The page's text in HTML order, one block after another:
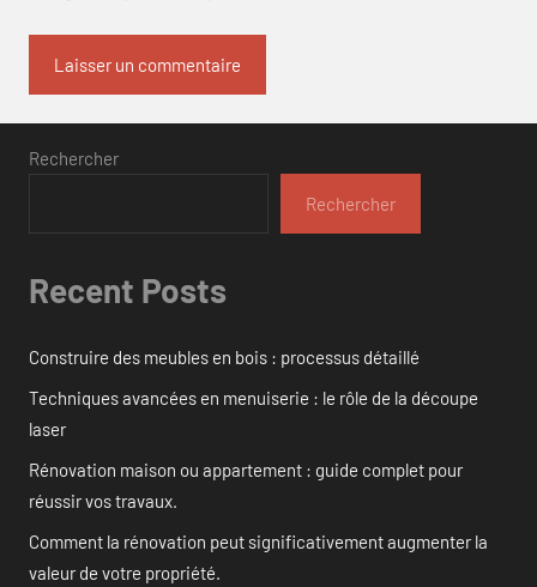
Rechercher
Rechercher
Recent Posts
Construire des meubles en bois : processus détaillé
Techniques avancées en menuiserie : le rôle de la découpe
laser
Rénovation maison ou appartement : guide complet pour
réussir vos travaux.
Comment la rénovation peut significativement augmenter la
valeur de votre propriété.